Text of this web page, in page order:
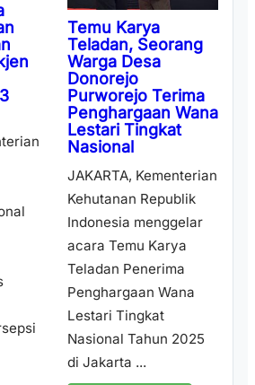
Temu Karya
Teladan, Seorang
Warga Desa
Donorejo
Purworejo Terima
Penghargaan Wana
Lestari Tingkat
Nasional
JAKARTA, Kementerian
Kehutanan Republik
Indonesia menggelar
acara Temu Karya
Teladan Penerima
Penghargaan Wana
Lestari Tingkat
Nasional Tahun 2025
di Jakarta ...